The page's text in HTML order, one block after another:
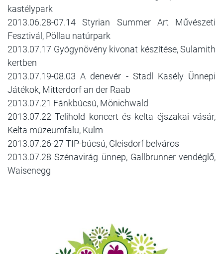
kastélypark
2013.06.28-07.14 Styrian Summer Art Művészeti
Fesztivál, Pöllau natúrpark
2013.07.17 Gyógynövény kivonat készítése, Sulamith
kertben
2013.07.19-08.03 A denevér - Stadl Kasély Ünnepi
Játékok, Mitterdorf an der Raab
2013.07.21 Fánkbúcsú, Mönichwald
2013.07.22 Telihold koncert és kelta éjszakai vásár,
Kelta múzeumfalu, Kulm
2013.07.26-27 TIP-búcsú, Gleisdorf belváros
2013.07.28 Szénavirág ünnep, Gallbrunner vendéglő,
Waisenegg